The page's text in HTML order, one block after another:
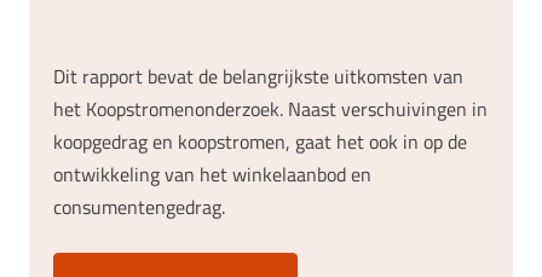
Dit rapport bevat de belangrijkste uitkomsten van
het Koopstromenonderzoek. Naast verschuivingen in
koopgedrag en koopstromen, gaat het ook in op de
ontwikkeling van het winkelaanbod en
consumentengedrag.